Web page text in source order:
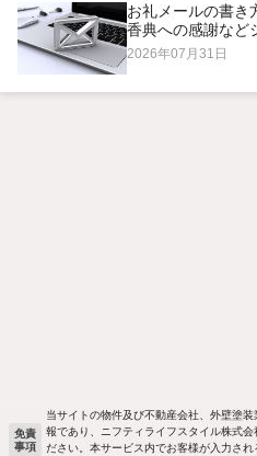
お礼メールの書き
香典への感謝など
2026年07月31日
免責
事項
当サイトの物件及び不動産会社、外壁塗
報であり、ニフティライフスタイル株式
ださい。本サービス内でお客様が入力さ